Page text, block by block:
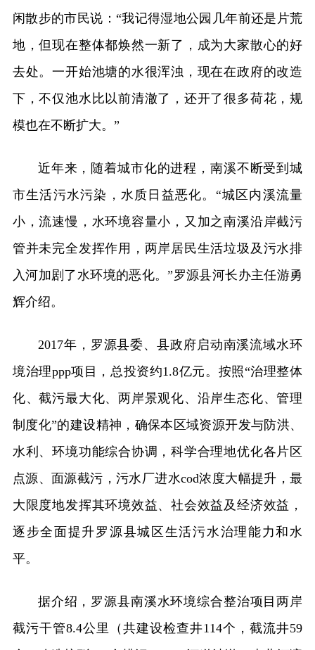
闲散步的市民说：“我记得湿地公园几年前还是片荒
地，但现在整体都焕然一新了，成为大家散心的好
去处。一开始池塘的水很浑浊，现在在政府的改造
下，不仅池水比以前清澈了，还开了很多荷花，规
模也在不断扩大。”
近年来，随着城市化的进程，南溪不断受到城
市生活污水污染，水质日益恶化。“城区内溪流量
小，流速慢，水环境容量小，又加之南溪沿岸截污
管并未完全发挥作用，两岸居民生活垃圾及污水排
入河加剧了水环境的恶化。”罗源县河长办主任游勇
辉介绍。
2017年，罗源县委、县政府启动南溪流域水环
境治理ppp项目，总投资约1.8亿元。按照“治理整体
化、截污最大化、两岸景观化、沿岸生态化、管理
制度化”的建设精神，确保本区域资源开发与防洪、
水利、环境功能综合协调，科学合理地优化各片区
点源、面源截污，污水厂进水cod浓度大幅提升，最
大限度地发挥其环境效益、社会效益及经济效益，
逐步全面提升罗源县城区生活污水治理能力和水
平。
据介绍，罗源县南溪水环境综合整治项目两岸
截污干管8.4公里（共建设检查井114个，截流井59